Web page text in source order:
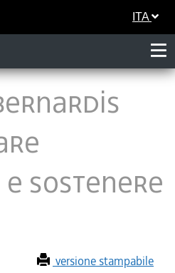
ITA
SOSTENERE
versione stampabile